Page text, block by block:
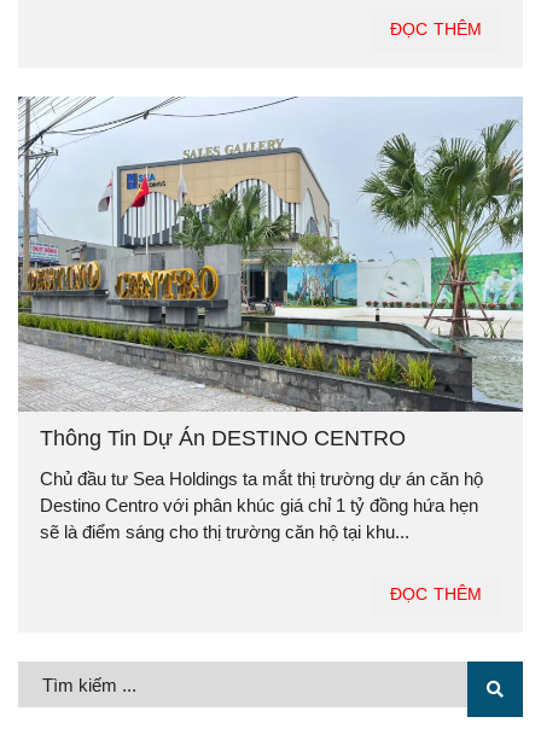
ĐỌC THÊM
Thông Tin Dự Án DESTINO CENTRO
Chủ đầu tư Sea Holdings ta mắt thị trường dự án căn hộ
Destino Centro với phân khúc giá chỉ 1 tỷ đồng hứa hẹn
sẽ là điểm sáng cho thị trường căn hộ tại khu...
ĐỌC THÊM